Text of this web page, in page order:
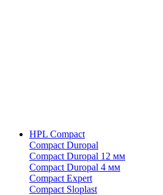
HPL Compact
Compact Duropal
Compact Duropal 12 мм
Compact Duropal 4 мм
Compact Expert
Compact Sloplast